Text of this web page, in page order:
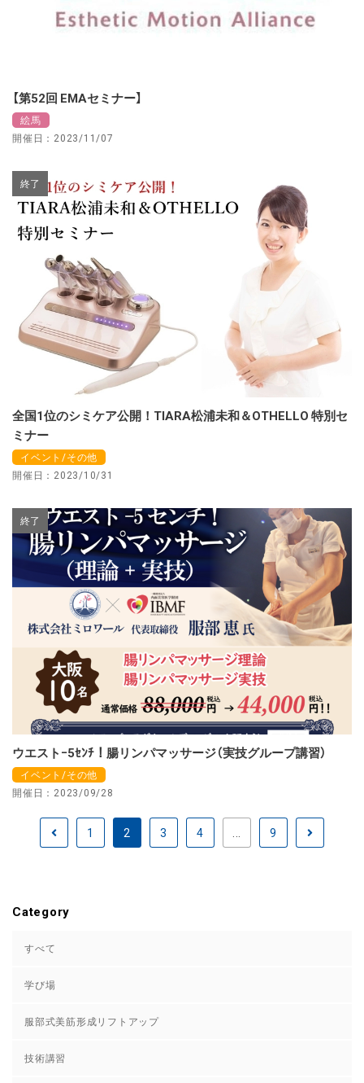
【第52回 EMAセミナー】
絵馬
開催日：2023/11/07
終了
全国1位のシミケア公開！TIARA松浦未和＆OTHELLO 特別セ
ミナー
イベント/その他
開催日：2023/10/31
終了
ウエストｰ5ｾﾝﾁ！腸リンパマッサージ（実技グループ講習）
イベント/その他
開催日：2023/09/28
1 2 3 4 ... 9
Category
すべて
学び場
服部式美筋形成リフトアップ
技術講習